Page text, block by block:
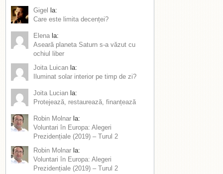
Gigel
la:
Care este limita decenței?
Elena la:
Aseară planeta Saturn s-a văzut cu
ochiul liber
Joita Luican la:
Iluminat solar interior pe timp de zi?
Joita Lucian la:
Protejează, restaurează, finanțează
Robin Molnar la:
Voluntari în Europa: Alegeri
Prezidențiale (2019) – Turul 2
Robin Molnar la:
Voluntari în Europa: Alegeri
Prezidențiale (2019) – Turul 2